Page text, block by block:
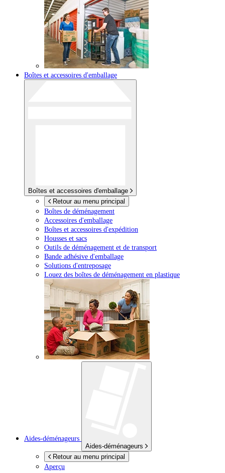
Boîtes et accessoires d'emballage
Boîtes et accessoires d'emballage
Retour au menu principal
Boîtes de déménagement
Accessoires d'emballage
Boîtes et accessoires d'expédition
Housses et sacs
Outils de déménagement et de transport
Bande adhésive d'emballage
Solutions d'entreposage
Louez des boîtes de déménagement en plastique
Aides-déménageurs
Aides-déménageurs
Retour au menu principal
Aperçu